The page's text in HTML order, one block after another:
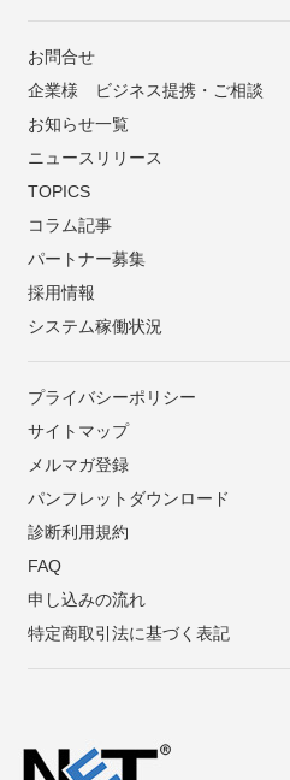
お問合せ
企業様 ビジネス提携・ご相談
お知らせ一覧
ニュースリリース
TOPICS
コラム記事
パートナー募集
採用情報
システム稼働状況
プライバシーポリシー
サイトマップ
メルマガ登録
パンフレットダウンロード
診断利用規約
FAQ
申し込みの流れ
特定商取引法に基づく表記